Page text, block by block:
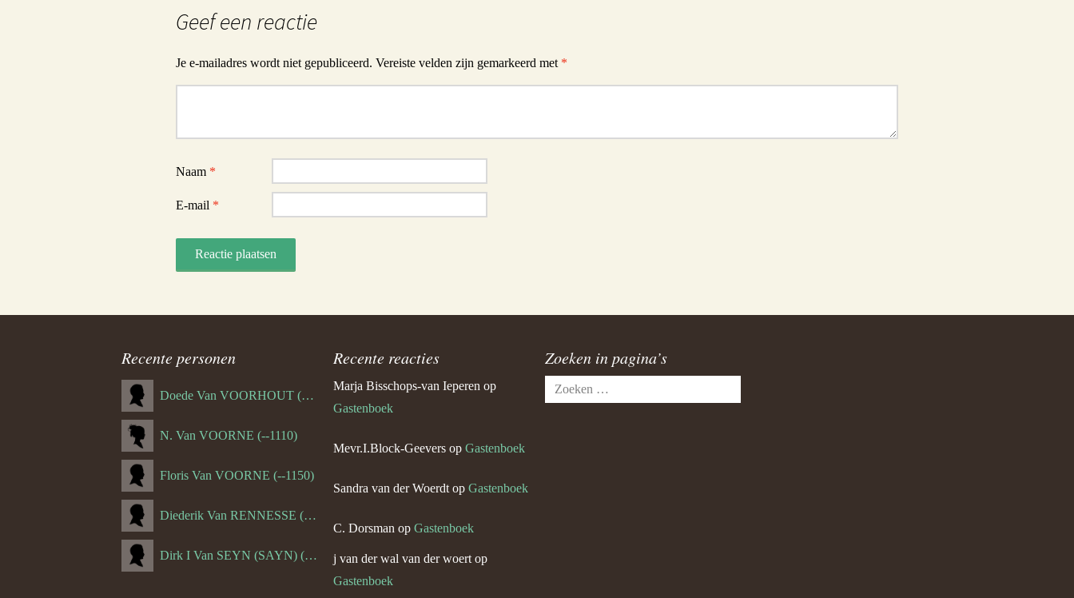
Geef een reactie
Je e-mailadres wordt niet gepubliceerd. Vereiste velden zijn gemarkeerd met *
Naam *
E-mail *
Recente personen
Doede Van VOORHOUT (Van FORNEHOLT) (--1101)
N. Van VOORNE (--1110)
Floris Van VOORNE (--1150)
Diederik Van RENNESSE (--1144)
Dirk I Van SEYN (SAYN) (--1120)
Recente reacties
Marja Bisschops-van Ieperen op
Gastenboek
Mevr.I.Block-Geevers op Gastenboek
Sandra van der Woerdt op Gastenboek
C. Dorsman op Gastenboek
j van der wal van der woert op
Gastenboek
Zoeken in pagina’s
Zoeken
naar: